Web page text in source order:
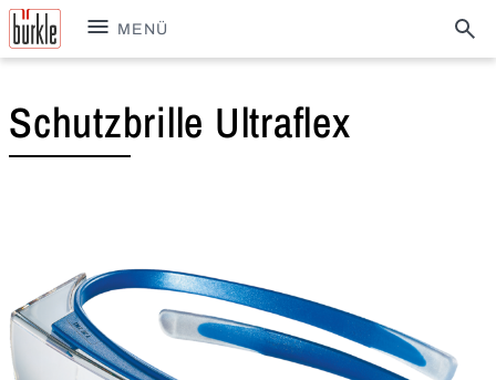
MENÜ
Schutzbrille Ultraflex